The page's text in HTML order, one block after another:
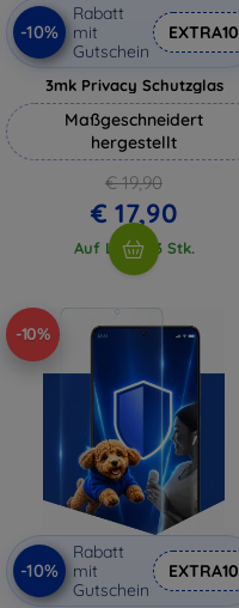
-10%
Rabatt
mit
Gutschein
EXTRA10
3mk Privacy Schutzglas
Maßgeschneidert
hergestellt
€ 19,90
€ 17,90
Auf Lager 3 Stk.
-10%
-10%
Rabatt
mit
Gutschein
EXTRA10